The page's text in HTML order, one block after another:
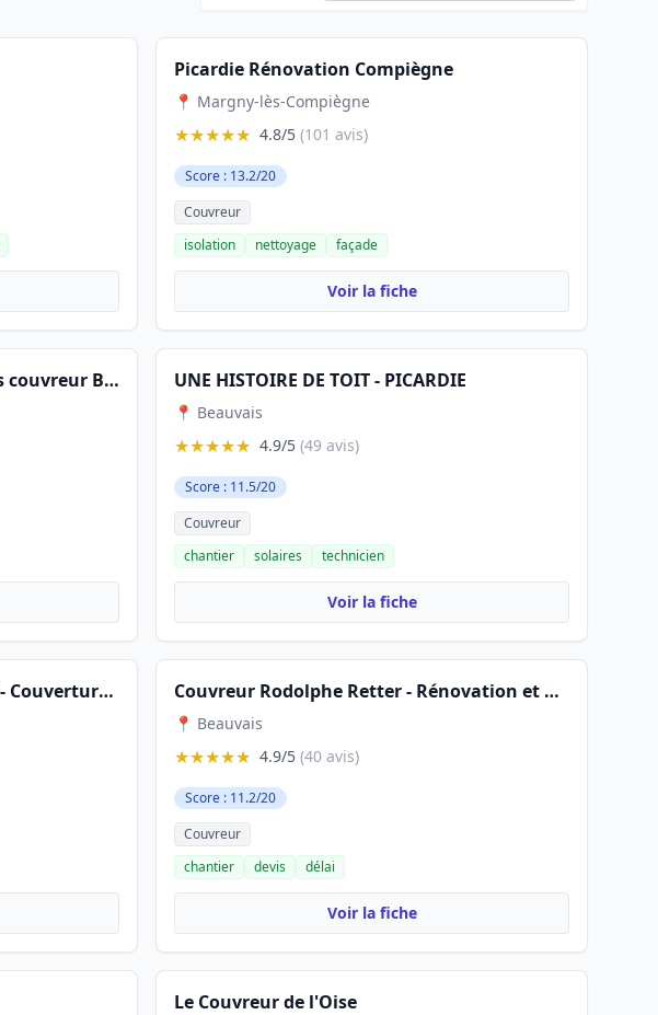
Picardie Rénovation Compiègne
📍 Margny-lès-Compiègne
★★★★★ 4.8/5(101 avis)
Score : 13.2/20
Couvreur
isolation
nettoyage façade
Voir la fiche
Artisan Protec-Toit dsc Beauvais couvreur Beauvais 60 oise UNE HISTOIRE DE TOIT - PICARDIE
📍 Beauvais
★★★★★ 4.9/5(49 avis)
Score : 11.5/20
Couvreur
chantier
solaires technicien
Voir la fiche
Couvreur Beauvais - David CDR - Couverture . Zinguerie . Réparation et Rénovation de toiture . Démoussage Couvreur Rodolphe Retter - Rénovation et Réparation de toiture | Nettoyage et Démoussage de Toiture | Beauvais | 60 Oise
📍 Beauvais
★★★★★ 4.9/5(40 avis)
Score : 11.2/20
Couvreur
chantier
devis délai
Voir la fiche
Le Couvreur de l'Oise